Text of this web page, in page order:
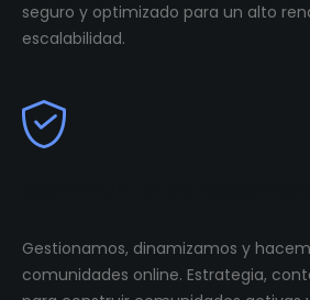
seguro y optimizado para un alto
escalabilidad.
Gestionamos, dinamizamos y
comunidades online. Estrategia,